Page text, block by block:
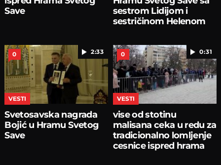
Save
sestrom Lidijom i
sestričinom Helenom
2:33
0
VESTI
Svetosavska nagrada
Bojić u Hramu Svetog
Save
0:31
0
VESTI
vise od stotinu
malisana ceka u redu za
tradicionalno lomljenje
cesnice ispred hrama